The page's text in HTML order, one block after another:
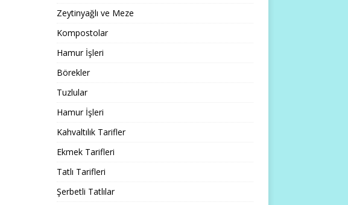
Zeytinyağlı ve Meze
Kompostolar
Hamur İşleri
Börekler
Tuzlular
Hamur İşleri
Kahvaltılık Tarifler
Ekmek Tarifleri
Tatlı Tarifleri
Şerbetli Tatlılar